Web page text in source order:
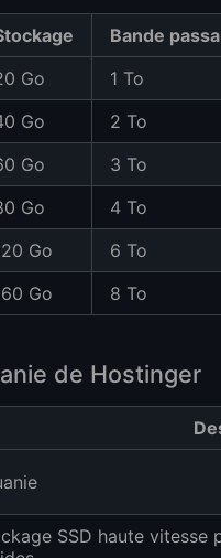
en Lituanie ?
mon entreprise se développe ?
Bande
Go 1 To
Go 2 To
Go 3 To
Go 4 To
Go 6 To
Go 8 To
de Hostinger
SSD haute vitesse